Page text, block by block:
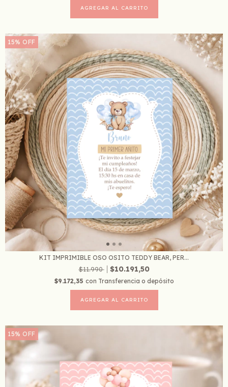
15% OFF
KIT IMPRIMIBLE OSO OSITO TEDDY BEAR, PER...
$11.990
$10.191,50
$9.172,35 con Transferencia o depósito
15% OFF